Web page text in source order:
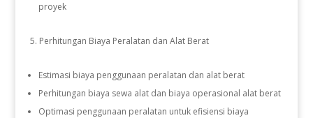
proyek
Perhitungan Biaya Peralatan dan Alat Berat
Estimasi biaya penggunaan peralatan dan alat berat
Perhitungan biaya sewa alat dan biaya operasional alat berat
Optimasi penggunaan peralatan untuk efisiensi biaya